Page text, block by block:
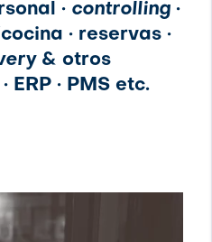
· controlling ·
· reservas ·
& otros
ERP · PMS etc.